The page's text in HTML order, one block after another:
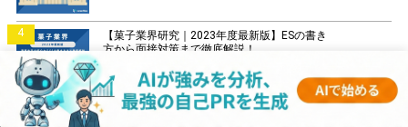
4
【菓子業界研究｜2023年度最新版】ESの書き
方から面接対策まで徹底解説！
5